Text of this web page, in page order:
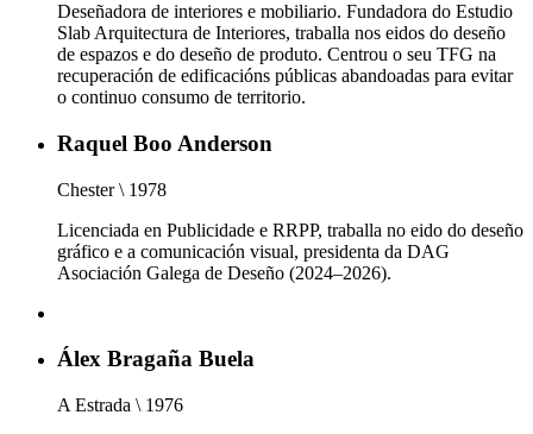
Deseñadora de interiores e mobiliario. Fundadora do Estudio
Slab Arquitectura de Interiores, traballa nos eidos do deseño
de espazos e do deseño de produto. Centrou o seu TFG na
recuperación de edificacións públicas abandoadas para evitar
o continuo consumo de territorio.
Raquel Boo Anderson
Chester \ 1978
Licenciada en Publicidade e RRPP, traballa no eido do deseño
gráfico e a comunicación visual, presidenta da DAG
Asociación Galega de Deseño (2024–2026).
Álex Bragaña Buela
A Estrada \ 1976